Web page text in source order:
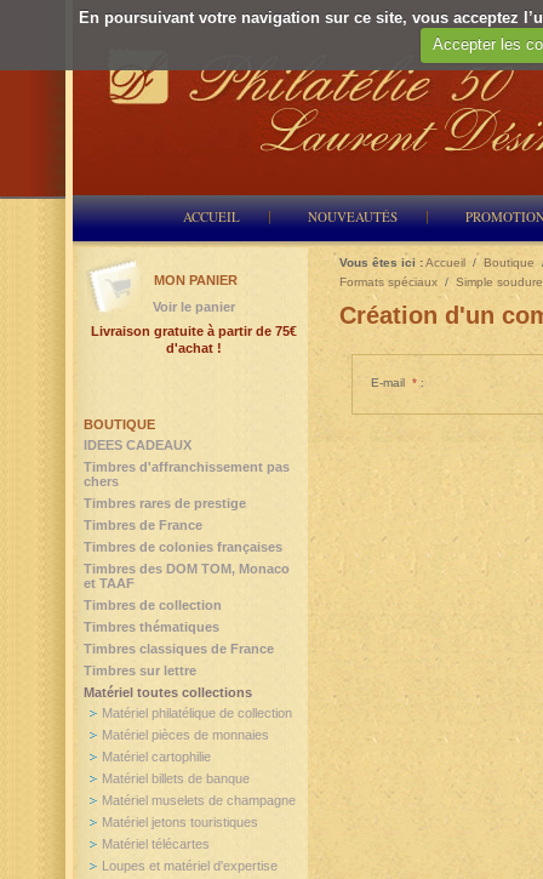
En poursuivant votre navigation sur ce site, vous acceptez
Accepter les
ACCUEIL NOUVEAUTÉS
Vous êtes ici :Accueil / Boutique
Formats spéciaux / Simple soudure
Création d'un
E-mail * :
BOUTIQUE
IDEES CADEAUX
Timbres d'affranchissement pas
chers
Timbres rares de prestige
Timbres de France
Timbres de colonies françaises
Timbres des DOM TOM, Monaco
et TAAF
Timbres de collection
Timbres thématiques
Timbres classiques de France
Timbres sur lettre
Matériel toutes collections
Matériel philatélique de collection
Matériel pièces de monnaies
Matériel cartophilie
Matériel billets de banque
Matériel muselets de champagne
Matériel jetons touristiques
Matériel télécartes
Loupes et matériel d'expertise
MON PANIER
Voir le panier
Livraison gratuite à partir de 75€
d'achat !